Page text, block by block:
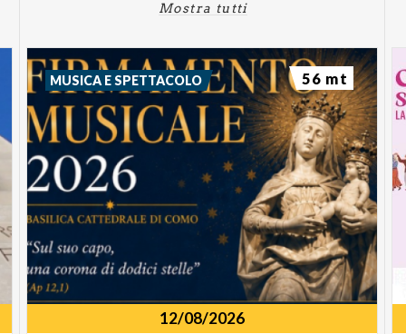
Mostra tutti
12/08/2026
MUSICA E SPETTACOLO 56 mt